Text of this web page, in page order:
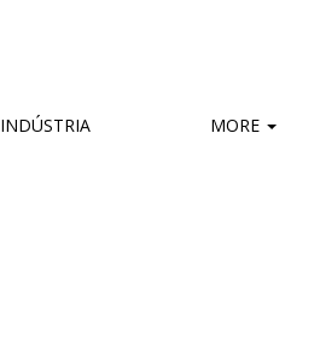
INDÚSTRIA MORE